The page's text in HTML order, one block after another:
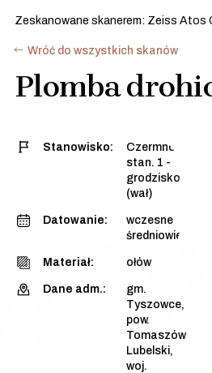
Zeskanowane skanerem: Zeiss Atos
Wróć do wszystkich skanów
Plomba
Stanowisko:
Czermno,
stan. 1 -
grodzisko
(wał)
Datowanie:
wczesne
średniowiecze
Materiał: ołów
Dane adm.:
gm.
Tyszowce,
pow.
Tomaszów
Lubelski,
woj.